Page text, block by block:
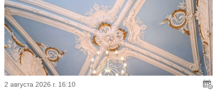
2 августа 2026 г. 16:10